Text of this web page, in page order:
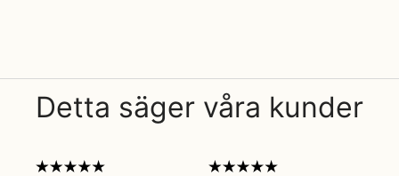
Detta säger våra kunder